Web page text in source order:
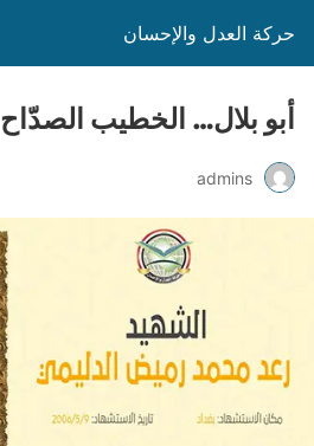
حركة العدل والإحسان
أبو بلال… الخطيب الصدّاح
admins